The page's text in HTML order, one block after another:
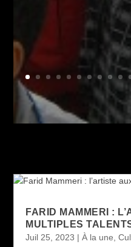
FARID MAMMERI :
MULTIPLES
Juil 25, 2023 |À la une ,